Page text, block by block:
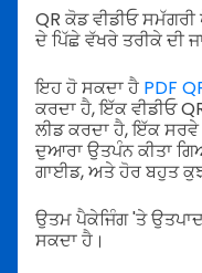
QR ਕੋਡ ਵੀਡੀਓ
ਦੇ ਪਿੱਛੇ ਵੱਖਰੇ ਤਰੀਕੇ ਦੀ
ਇਹ ਹੋ ਸਕਦਾ ਹੈ PDF
ਕਰਦਾ ਹੈ, ਇੱਕ ਵੀਡੀਓ
ਲੀਡ ਕਰਦਾ ਹੈ, ਇੱਕ
ਦੁਆਰਾ ਉਤਪੰਨ ਕੀਤਾ
ਗਾਈਡ, ਅਤੇ ਹੋਰ ਬਹੁਤ
ਉਤਮ ਪੈਕੇਜਿੰਗ 'ਤੇ
ਸਕਦਾ ਹੈ।